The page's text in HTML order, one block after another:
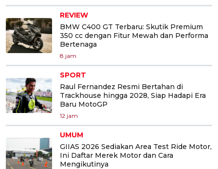
REVIEW
BMW C400 GT Terbaru: Skutik Premium
350 cc dengan Fitur Mewah dan Performa
Bertenaga
8 jam
SPORT
Raul Fernandez Resmi Bertahan di
Trackhouse hingga 2028, Siap Hadapi Era
Baru MotoGP
12 jam
UMUM
GIIAS 2026 Sediakan Area Test Ride Motor,
Ini Daftar Merek Motor dan Cara
Mengikutinya